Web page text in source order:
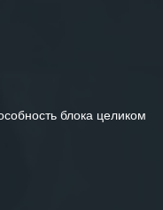
блока целиком